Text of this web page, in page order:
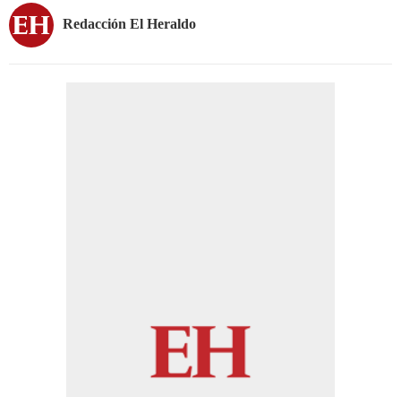
Redacción El Heraldo